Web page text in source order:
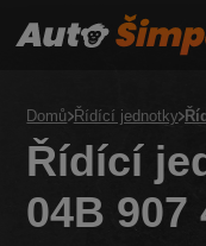
Domů Řídící jednotky
Řídící
04B 907